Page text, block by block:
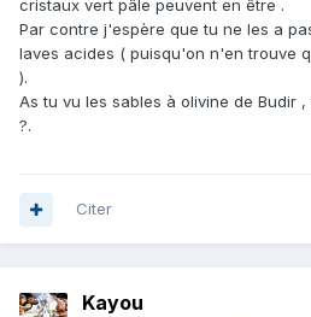
cristaux vert pâle peuvent en être .
Par contre j'espère que tu ne les a
laves acides ( puisqu'on n'en trouve
).
As tu vu les sables à olivine de Budir
?.
Citer
Kayou